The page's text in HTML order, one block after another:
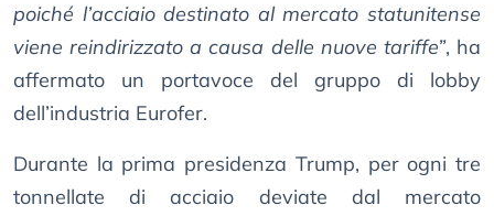
poiché l’acciaio destinato al mercato statunitense
viene reindirizzato a causa delle nuove tariffe”, ha
affermato un portavoce del gruppo di lobby
dell’industria Eurofer.
Durante la prima presidenza Trump, per ogni tre
tonnellate di acciaio deviate dal mercato